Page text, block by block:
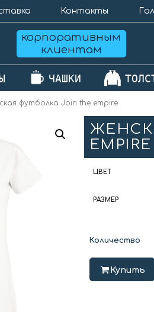
Контакты
корпоративным
клиентам
ЧАШКИ
футболка Join the empire
EMPIRE
ЦВЕТ
РАЗМЕР
Количество
Купить